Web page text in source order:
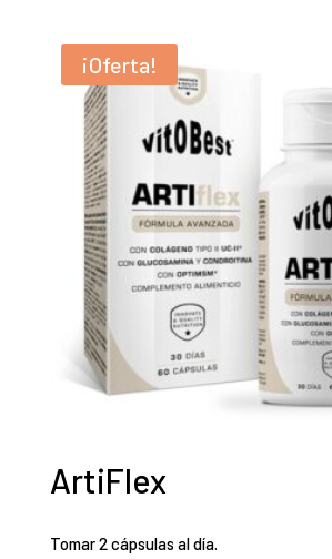
¡Oferta!
ArtiFlex
Tomar 2 cápsulas al día.